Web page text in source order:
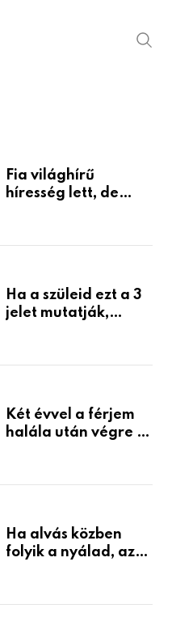
Fia világhírű
híresség lett, de
mint azt el tudnád
Ha a szüleid ezt a 3
jelet mutatják,
Készülj fel arra, ami
Két évvel a férjem
halála után végre át
holmiját – amit
életemet
Ha alvás közben
folyik a nyálad, az